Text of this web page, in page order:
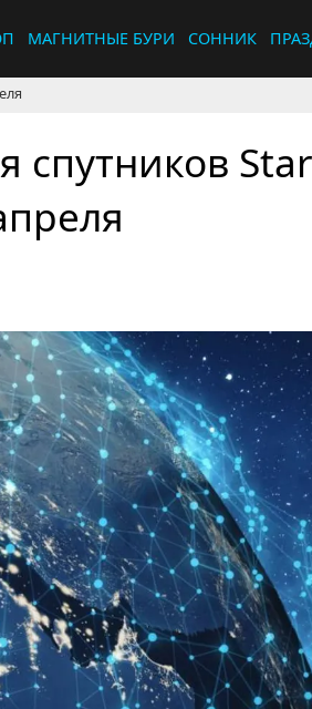
МАГНИТНЫЕ БУРИ СОННИК
спутников